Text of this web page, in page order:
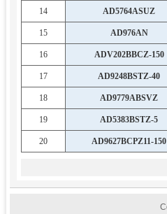
14 AD5764ASUZ
15 AD976AN
16 ADV202BBCZ-150
17 AD9248BSTZ-40
18 AD9779ABSVZ
19 AD5383BSTZ-5
20 AD9627BCPZ11-150